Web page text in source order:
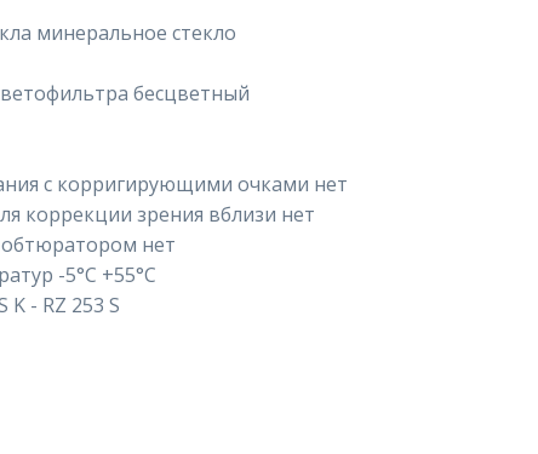
минеральное стекло
бесцветный
с корригирующими очками нет
коррекции зрения вблизи нет
нет
-5°C +55°C
- RZ 253 S